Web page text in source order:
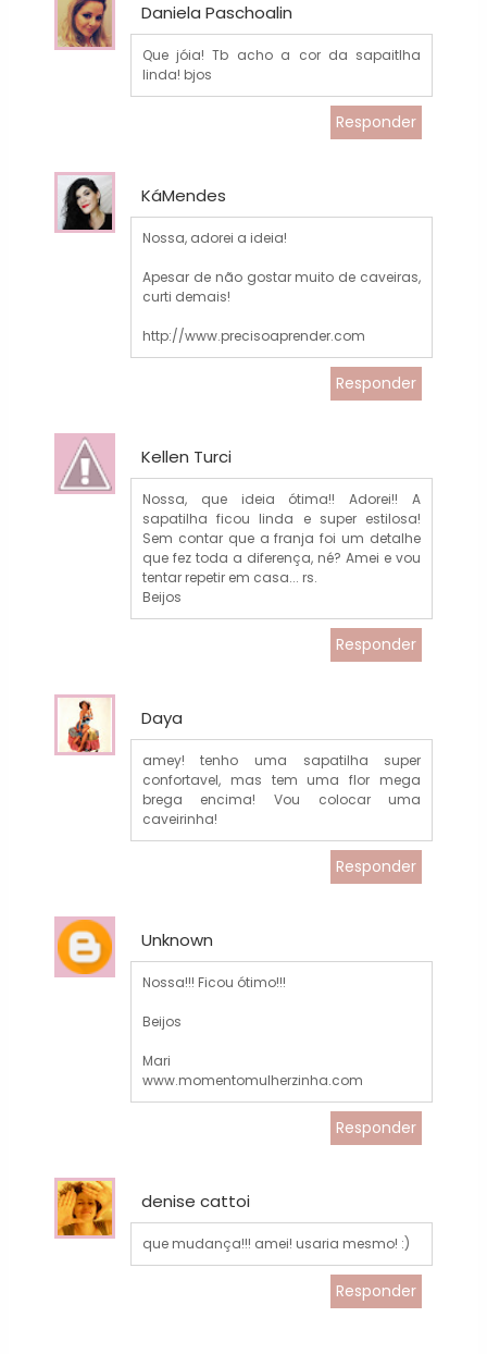
Daniela Paschoalin
Que jóia! Tb acho a cor da sapaitlha
linda! bjos
Responder
KáMendes
Nossa, adorei a ideia!
Apesar de não gostar muito de caveiras,
curti demais!
http://www.precisoaprender.com
Responder
Kellen Turci
Nossa, que ideia ótima!! Adorei!! A
sapatilha ficou linda e super estilosa!
Sem contar que a franja foi um detalhe
que fez toda a diferença, né? Amei e vou
tentar repetir em casa... rs.
Beijos
Responder
Daya
amey! tenho uma sapatilha super
confortavel, mas tem uma flor mega
brega encima! Vou colocar uma
caveirinha!
Responder
Unknown
Nossa!!! Ficou ótimo!!!
Beijos
Mari
www.momentomulherzinha.com
Responder
denise cattoi
que mudança!!! amei! usaria mesmo! :)
Responder